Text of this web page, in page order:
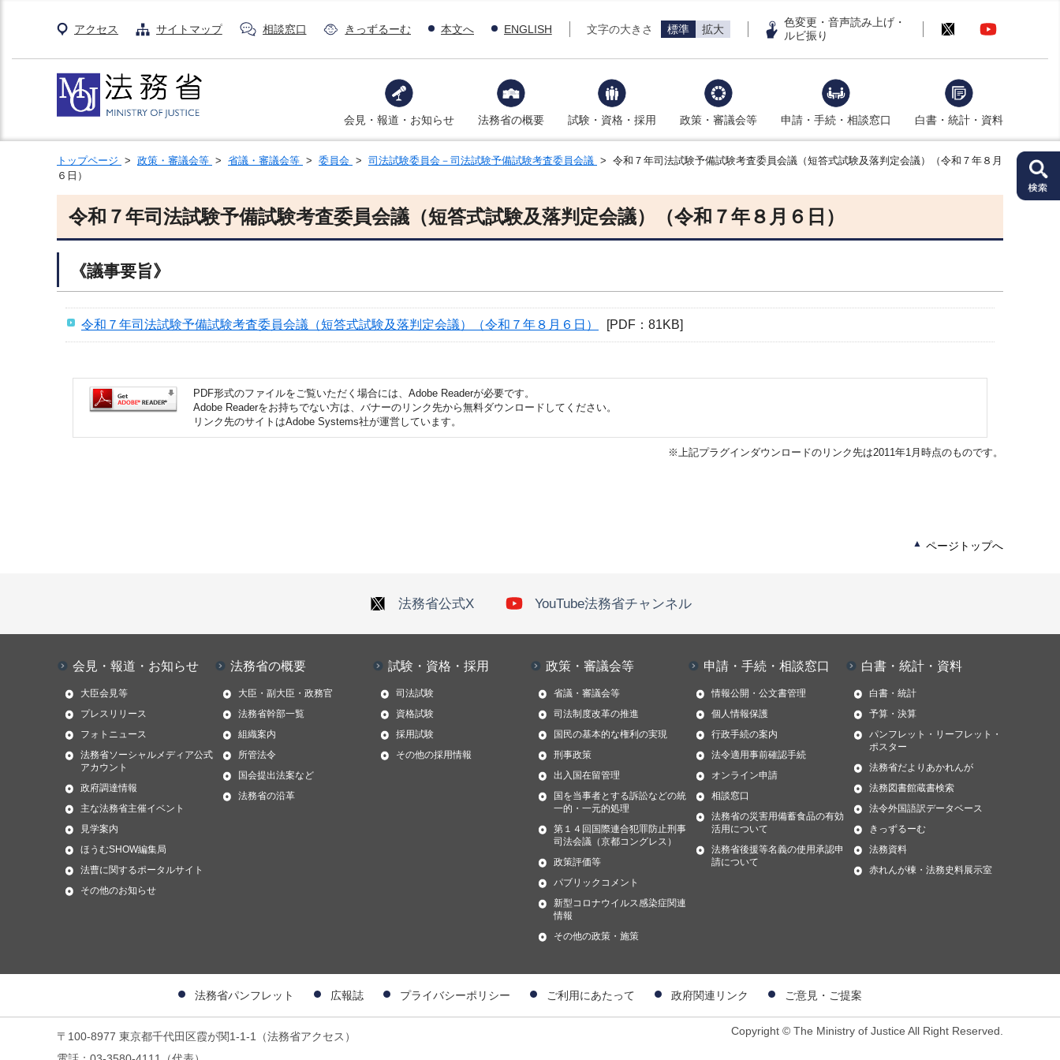
アクセス サイトマップ 相談窓口 きっずるーむ 本文へ ENGLISH 文字の大きさ 標準 拡大
色変更・音声読み上げ・
ルビ振り
会見・報道・お知らせ 法務省の概要 試験・資格・採用 政策・審議会等 申請・手続・相談窓口 白書・統計・資料
トップページ > 政策・審議会等 > 省議・審議会等 > 委員会 > 司法試験委員会－司法試験予備試験考査委員会議 > 令和７年司法試験予備試験考査委員会議（短答式試験及落判定会議）（令和７年８月
６日）
令和７年司法試験予備試験考査委員会議（短答式試験及落判定会議）（令和７年８月６日）
《議事要旨》
令和７年司法試験予備試験考査委員会議（短答式試験及落判定会議）（令和７年８月６日） [PDF：81KB]
PDF形式のファイルをご覧いただく場合には、Adobe Readerが必要です。
Adobe Readerをお持ちでない方は、バナーのリンク先から無料ダウンロードしてください。
リンク先のサイトはAdobe Systems社が運営しています。
※上記プラグインダウンロードのリンク先は2011年1月時点のものです。
ページトップへ
法務省公式X YouTube法務省チャンネル
会見・報道・お知らせ
大臣会見等
プレスリリース
フォトニュース
法務省ソーシャルメディア公式
アカウント
政府調達情報
主な法務省主催イベント
見学案内
ほうむSHOW編集局
法曹に関するポータルサイト
その他のお知らせ
法務省の概要
大臣・副大臣・政務官
法務省幹部一覧
組織案内
所管法令
国会提出法案など
法務省の沿革
試験・資格・採用
司法試験
資格試験
採用試験
その他の採用情報
政策・審議会等
省議・審議会等
司法制度改革の推進
国民の基本的な権利の実現
刑事政策
出入国在留管理
国を当事者とする訴訟などの統
一的・一元的処理
第１４回国際連合犯罪防止刑事
司法会議（京都コングレス）
政策評価等
パブリックコメント
新型コロナウイルス感染症関連
情報
その他の政策・施策
申請・手続・相談窓口
情報公開・公文書管理
個人情報保護
行政手続の案内
法令適用事前確認手続
オンライン申請
相談窓口
法務省の災害用備蓄食品の有効
活用について
法務省後援等名義の使用承認申
請について
白書・統計・資料
白書・統計
予算・決算
パンフレット・リーフレット・
ポスター
法務省だよりあかれんが
法務図書館蔵書検索
法令外国語訳データベース
きっずるーむ
法務資料
赤れんが棟・法務史料展示室
法務省パンフレット 広報誌 プライバシーポリシー ご利用にあたって 政府関連リンク ご意見・ご提案
〒100-8977 東京都千代田区霞が関1-1-1（法務省アクセス）
Copyright © The Ministry of Justice All Right Reserved.